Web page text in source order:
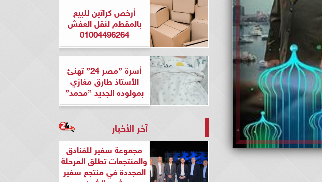
أرخص كراتين للبيع
بالمقطم لنقل العفش
01004496264
أسرة ”مصر 24” تهنئ
الأستاذ طارق مغازي
بمولوده الجديد ”محمد”
آخر الأخبار
مجموعة سفير للفنادق
والمنتجعات تطلق المرحلة
المجددة في منتجع سفير